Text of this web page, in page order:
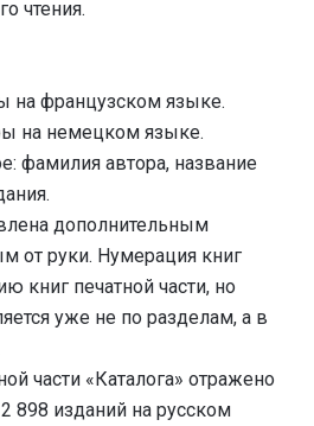
чтения.
на французском языке.
на немецком языке.
фамилия автора, название
дополнительным
от руки. Нумерация книг
книг печатной части, но
уже не по разделам, а в
части «Каталога» отражено
898 изданий на русском